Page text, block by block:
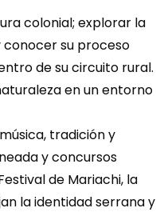
colonial; explorar la
su proceso
de su circuito rural.
en un entorno
y concursos
de Mariachi, la
la identidad serrana y